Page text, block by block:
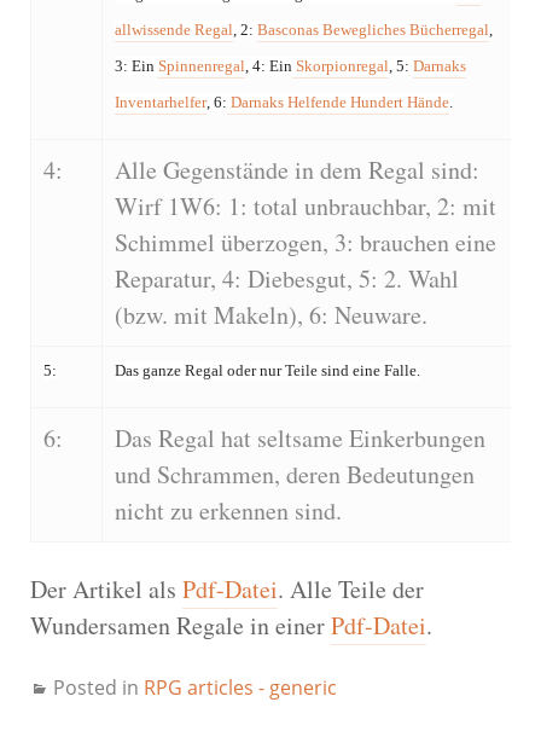
allwissende Regal , 2: Basconas Bewegliches Bücherregal
3: Ein Spinnenregal , 4: Ein Skorpionregal , 5: Darnaks
Inventarhelfer, 6: Darnaks Helfende Hundert Hände
4:
Alle Gegenstände in dem Regal sind:
Wirf 1W6: 1: total unbrauchbar, 2: mit
Schimmel überzogen, 3: brauchen eine
Reparatur, 4: Diebesgut, 5: 2. Wahl
(bzw. mit Makeln), 6: Neuware.
5: Das ganze Regal oder nur Teile sind eine Falle.
6:
Das Regal hat seltsame Einkerbungen
und Schrammen, deren Bedeutungen
nicht zu erkennen sind.
Der Artikel als Pdf-Datei. Alle Teile der
Wundersamen Regale in einerPdf-Datei.
Posted in RPG articles - generic